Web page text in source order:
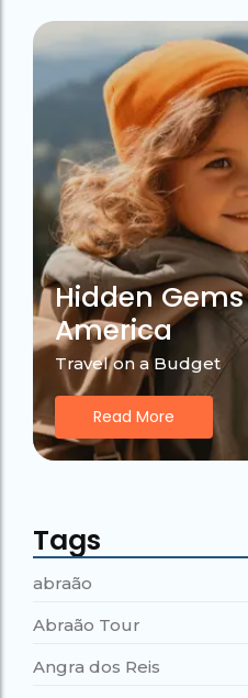
Hidden
America
Travel on a Budget
Read More
Tags
abraão
Abraão Tour
Angra dos Reis